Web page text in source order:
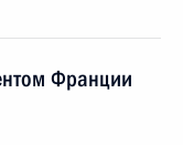
Франции